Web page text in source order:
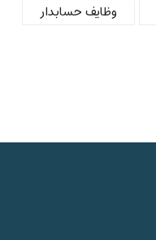
وظایف حسابدار